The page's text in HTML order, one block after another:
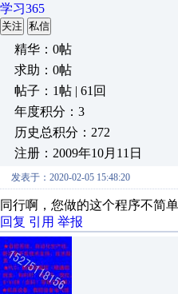
学习365
关注 私信
精华：0帖
求助：0帖
帖子：1帖 | 61回
年度积分：3
历史总积分：272
注册：2009年10月11日
发表于：2020-02-05 15:48:20
同行啊，您做的这个程序不简单
回复 引用 举报